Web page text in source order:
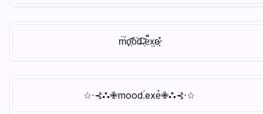
m̈́o̟̖͊̈o͒͝d̶.̖̆͂e͌x̜̝͘e̷̙͒̍
☆⋅⊰⛬✙mood.́exe̎✙⛬⊰⋅☆